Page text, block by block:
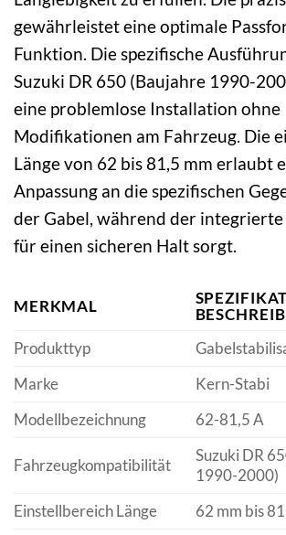
gewährleistet eine optimale
Funktion. Die spezifische
Suzuki DR 650 (Baujahre 1990-
eine problemlose Installation ohne
Modifikationen am Fahrzeug. Die
Länge von 62 bis 81,5 mm erlaubt
Anpassung an die spezifischen
der Gabel, während der
für einen sicheren Halt sorgt.
MERKMAL
Produkttyp
Marke
Kern-Stabi
Modellbezeichnung
62-81,5 A
Fahrzeugkompatibilität
Suzuki DR
1990-2000)
Einstellbereich Länge
62 mm bis